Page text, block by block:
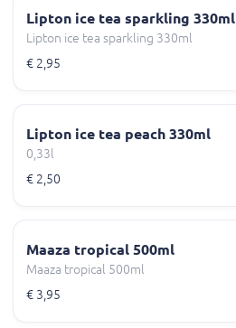
Lipton ice tea sparkling 330ml
Lipton ice tea sparkling 330ml
€ 2,95
Lipton ice tea peach 330ml
0,33l
€ 2,50
Maaza tropical 500ml
Maaza tropical 500ml
€ 3,95